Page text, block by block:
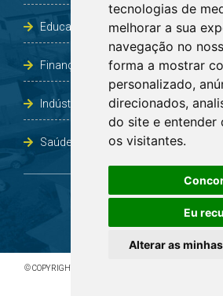
tecnologias de
melhorar a sua
navegação no
forma a mostrar
personalizado,
direcionados,
do site e entender
os visitantes.
Eu
Alterar as
Educação, Cultura, Desporto, Lazer
Finanças
Indústria, Comércio, Agricultura e
Saúde
© COPYRIGHT 2026 - TODOS OS DIREITOS RESERVADOS À